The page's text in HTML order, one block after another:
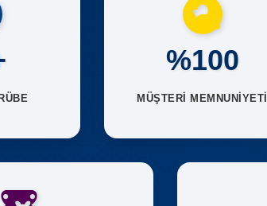
%100
MÜŞTERİ MEMNUNİYETİ